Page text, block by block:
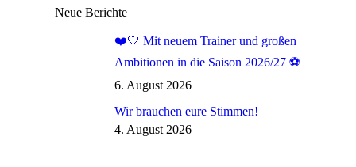
Neue Berichte
❤️🤍 Mit neuem Trainer und großen
Ambitionen in die Saison 2026/27 ⚽
6. August 2026
Wir brauchen eure Stimmen!
4. August 2026